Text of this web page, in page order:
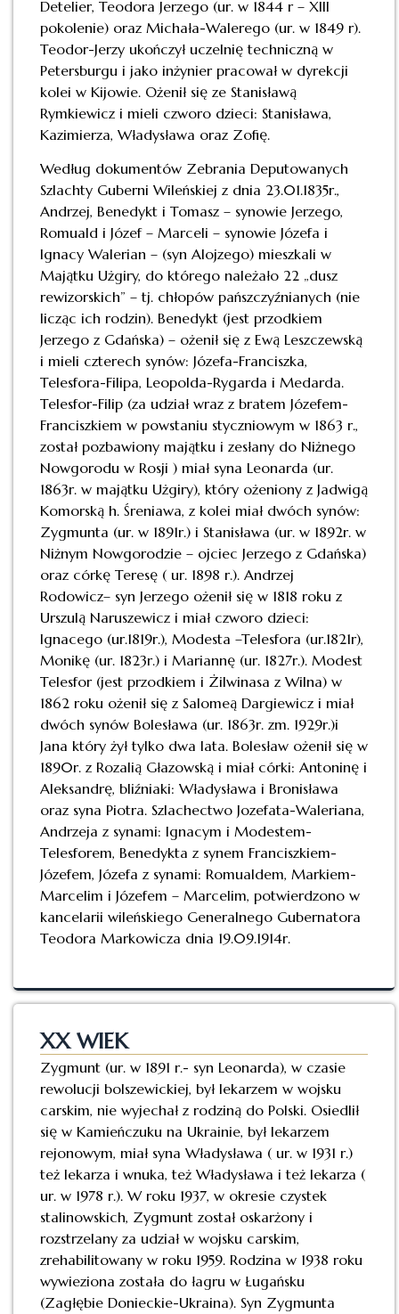
Detelier, Teodora Jerzego (ur. w 1844 r – XIII
pokolenie) oraz Michała-Walerego (ur. w 1849 r).
Teodor-Jerzy ukończył uczelnię techniczną w
Petersburgu i jako inżynier pracował w dyrekcji
kolei w Kijowie. Ożenił się ze Stanisławą
Rymkiewicz i mieli czworo dzieci: Stanisława,
Kazimierza, Władysława oraz Zofię.
Według dokumentów Zebrania Deputowanych
Szlachty Guberni Wileńskiej z dnia 23.01.1835r.,
Andrzej, Benedykt i Tomasz – synowie Jerzego,
Romuald i Józef – Marceli – synowie Józefa i
Ignacy Walerian – (syn Alojzego) mieszkali w
Majątku Użgiry, do którego należało 22 „dusz
rewizorskich” – tj. chłopów pańszczyźnianych (nie
licząc ich rodzin). Benedykt (jest przodkiem
Jerzego z Gdańska) – ożenił się z Ewą Leszczewską
i mieli czterech synów: Józefa-Franciszka,
Telesfora-Filipa, Leopolda-Rygarda i Medarda.
Telesfor-Filip (za udział wraz z bratem Józefem-
Franciszkiem w powstaniu styczniowym w 1863 r.,
został pozbawiony majątku i zesłany do Niżnego
Nowgorodu w Rosji ) miał syna Leonarda (ur.
1863r. w majątku Użgiry), który ożeniony z Jadwigą
Komorską h. Śreniawa, z kolei miał dwóch synów:
Zygmunta (ur. w 1891r.) i Stanisława (ur. w 1892r. w
Niżnym Nowgorodzie – ojciec Jerzego z Gdańska)
oraz córkę Teresę ( ur. 1898 r.). Andrzej
Rodowicz– syn Jerzego ożenił się w 1818 roku z
Urszulą Naruszewicz i miał czworo dzieci:
Ignacego (ur.1819r.), Modesta –Telesfora (ur.1821r),
Monikę (ur. 1823r.) i Mariannę (ur. 1827r.). Modest
Telesfor (jest przodkiem i Żilwinasa z Wilna) w
1862 roku ożenił się z Salomeą Dargiewicz i miał
dwóch synów Bolesława (ur. 1863r. zm. 1929r.)i
Jana który żył tylko dwa lata. Bolesław ożenił się w
1890r. z Rozalią Głazowską i miał córki: Antoninę i
Aleksandrę, bliźniaki: Władysława i Bronisława
oraz syna Piotra. Szlachectwo Jozefata-Waleriana,
Andrzeja z synami: Ignacym i Modestem-
Telesforem, Benedykta z synem Franciszkiem-
Józefem, Józefa z synami: Romualdem, Markiem-
Marcelim i Józefem – Marcelim, potwierdzono w
kancelarii wileńskiego Generalnego Gubernatora
Teodora Markowicza dnia 19.09.1914r.
XX WIEK
Zygmunt (ur. w 1891 r.- syn Leonarda), w czasie
rewolucji bolszewickiej, był lekarzem w wojsku
carskim, nie wyjechał z rodziną do Polski. Osiedlił
się w Kamieńczuku na Ukrainie, był lekarzem
rejonowym, miał syna Władysława ( ur. w 1931 r.)
też lekarza i wnuka, też Władysława i też lekarza (
ur. w 1978 r.). W roku 1937, w okresie czystek
stalinowskich, Zygmunt został oskarżony i
rozstrzelany za udział w wojsku carskim,
zrehabilitowany w roku 1959. Rodzina w 1938 roku
wywieziona została do łagru w Ługańsku
(Zagłębie Donieckie-Ukraina). Syn Zygmunta